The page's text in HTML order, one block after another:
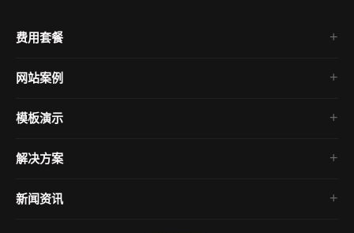
费用套餐
网站案例
企业官网
房产网站
模板演示
解决方案
新闻资讯